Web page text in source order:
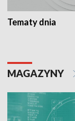
Tematy dnia
MAGAZYNY